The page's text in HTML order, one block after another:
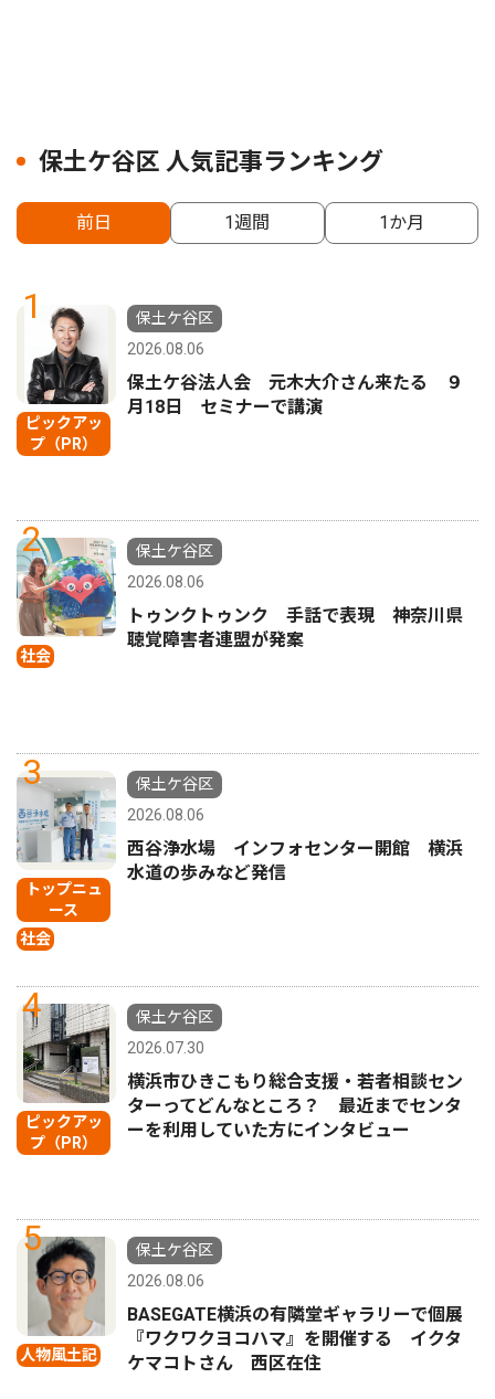
保土ケ谷区 人気記事ランキング
前日 1週間 1か月
1
ピックアッ
プ（PR）
保土ケ谷区
2026.08.06
保土ケ谷法人会 元木大介さん来たる ９
月18日 セミナーで講演
2
社会
保土ケ谷区
2026.08.06
トゥンクトゥンク 手話で表現 神奈川県
聴覚障害者連盟が発案
3
トップニュ
ース
社会
保土ケ谷区
2026.08.06
西谷浄水場 インフォセンター開館 横浜
水道の歩みなど発信
4
ピックアッ
プ（PR）
保土ケ谷区
2026.07.30
横浜市ひきこもり総合支援・若者相談セン
ターってどんなところ？ 最近までセンタ
ーを利用していた方にインタビュー
5
人物風土記
保土ケ谷区
2026.08.06
BASEGATE横浜の有隣堂ギャラリーで個展
『ワクワクヨコハマ』を開催する イクタ
ケマコトさん 西区在住